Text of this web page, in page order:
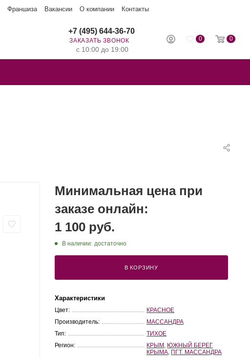
Франшиза Вакансии О компании Контакты
0 0
+7 (495) 644-36-70
ЗАКАЗАТЬ ЗВОНОК
с 10:00 до 19:00
Минимальная цена при
заказе онлайн:
1 100 руб.
В наличии: достаточно
В КОРЗИНУ
Характеристики
Цвет:
КРАСНОЕ
Производитель:
МАССАНДРА
Тип:
ТИХОЕ
Регион:
КРЫМ ЮЖНЫЙ БЕРЕГ
КРЫМА ПГТ. МАССАНДРА